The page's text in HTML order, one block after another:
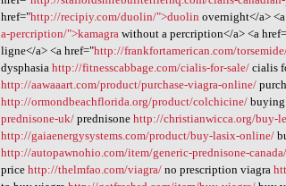
href="http://recipiy.com/duolin/">duolin overnight</a>
a-percription/">kamagra without a percription</a> <a
ligne</a> <a href="http://frankfortamerican.com/
dysphasiahttp://fitnesscabbage.com/cialis-for-sale/ cialis
http://aawaaart.com/product/purchase-viagra-online/
http://ormondbeachflorida.org/product/colchicine/
prednisone-uk/ prednisonehttp://christianwicca.org/buy-
http://gaiaenergysystems.com/product/buy-lasix-online/
http://autopawnohio.com/item/generic-prednisone-canada/
pricehttp://thelmfao.com/viagra/ no prescription viagra